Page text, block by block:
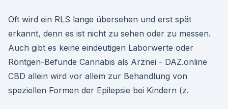
Oft wird ein RLS lange übersehen und erst spät
erkannt, denn es ist nicht zu sehen oder zu messen.
Auch gibt es keine eindeutigen Laborwerte oder
Röntgen-Befunde Cannabis als Arznei - DAZ.online
CBD allein wird vor allem zur Behandlung von
speziellen Formen der Epilepsie bei Kindern (z.